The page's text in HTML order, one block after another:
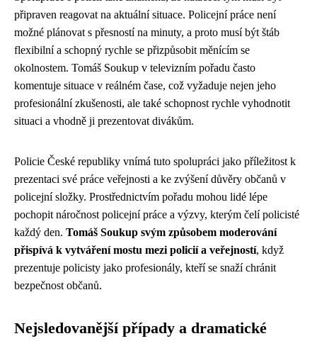
připraven reagovat na aktuální situace. Policejní práce není
možné plánovat s přesností na minuty, a proto musí být štáb
flexibilní a schopný rychle se přizpůsobit měnícím se
okolnostem. Tomáš Soukup v televizním pořadu často
komentuje situace v reálném čase, což vyžaduje nejen jeho
profesionální zkušenosti, ale také schopnost rychle vyhodnotit
situaci a vhodně ji prezentovat divákům.
Policie České republiky vnímá tuto spolupráci jako příležitost k
prezentaci své práce veřejnosti a ke zvýšení důvěry občanů v
policejní složky. Prostřednictvím pořadu mohou lidé lépe
pochopit náročnost policejní práce a výzvy, kterým čelí policisté
každý den. Tomáš Soukup svým způsobem moderování
přispívá k vytváření mostu mezi policií a veřejností, když
prezentuje policisty jako profesionály, kteří se snaží chránit
bezpečnost občanů.
Nejsledovanější případy a dramatické